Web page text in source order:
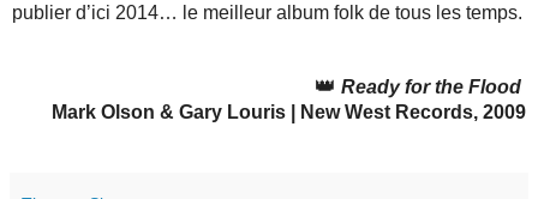
publier d’ici 2014… le meilleur album folk de tous les temps.
👑 Ready for the Flood
Mark Olson & Gary Louris | New West Records, 2009